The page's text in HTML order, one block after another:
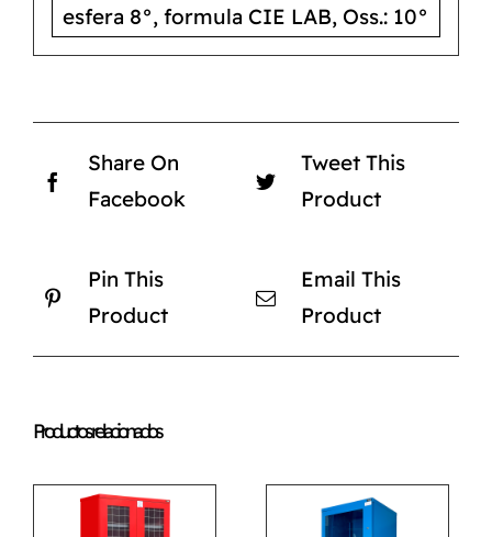
esfera 8°, formula CIE LAB, Oss.: 10°
Share On
Facebook
Tweet This
Product
Pin This
Product
Email This
Product
Productos relacionados